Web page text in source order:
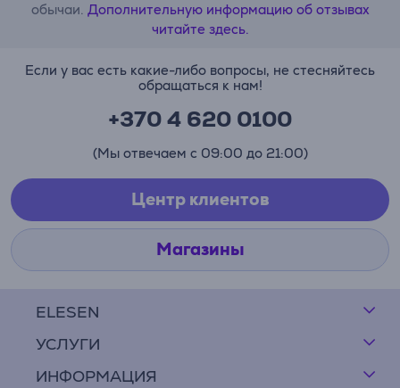
обычаи. Дополнительную информацию об отзывах
читайте здесь.
ELESEN
УСЛУГИ
ИНФОРМАЦИЯ
Если у вас есть какие-либо вопросы, не стесняйтесь
обращаться к нам!
+370 4 620 0100
(Мы отвечаем с 09:00 до 21:00)
Центр клиентов
Магазины